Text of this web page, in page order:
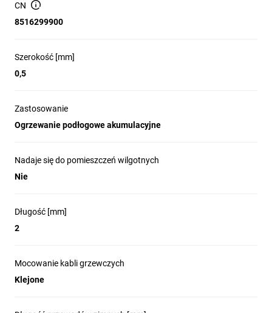
CN
8516299900
Szerokość [mm]
0,5
Zastosowanie
Ogrzewanie podłogowe akumulacyjne
Nadaje się do pomieszczeń wilgotnych
Nie
Długość [mm]
2
Mocowanie kabli grzewczych
Klejone